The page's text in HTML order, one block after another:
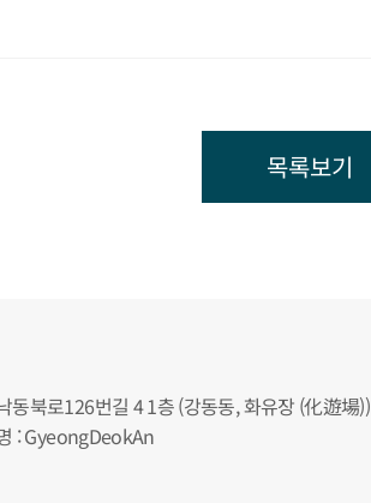
목록보기
동북로126번길 4 1층 (강동동, 화유장 (化遊場))
: GyeongDeokAn